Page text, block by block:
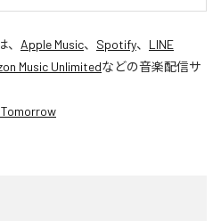
、 Apple Music、 Spotify、 LINE
Music Unlimitedなどの音楽配信サ
Tomorrow